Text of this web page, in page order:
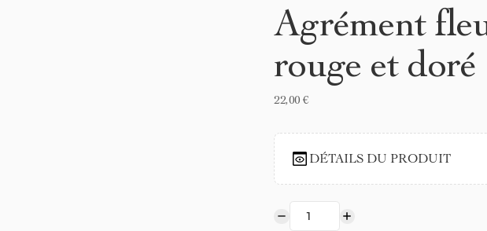
Agrément
rouge et doré
22,00 €
DÉTAILS DU PRODUIT